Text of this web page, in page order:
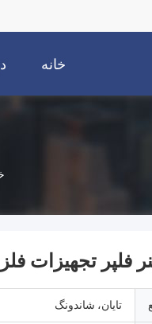
خانه
فلپر تجهیزات
تایان، شاندونگ